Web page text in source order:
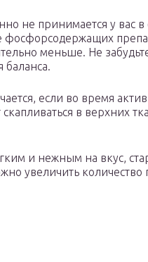
не принимается у вас
фосфорсодержащих
меньше. Не
если во время
в верхних
и нежным на вкус,
увеличить количество